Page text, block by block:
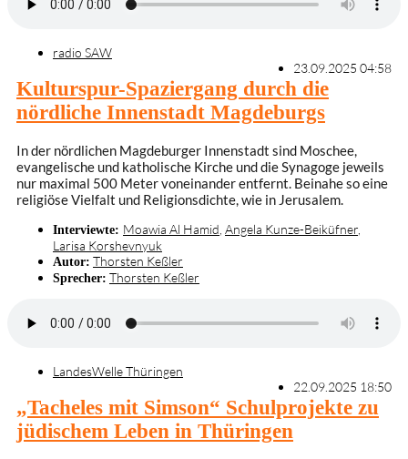
radio SAW
23.09.2025 04:58
Kulturspur-Spaziergang durch die
nördliche Innenstadt Magdeburgs
In der nördlichen Magdeburger Innenstadt sind Moschee,
evangelische und katholische Kirche und die Synagoge jeweils
nur maximal 500 Meter voneinander entfernt. Beinahe so eine
religiöse Vielfalt und Religionsdichte, wie in Jerusalem.
Interviewte: Moawia Al Hamid Angela Kunze-Beiküfner
Larisa Korshevnyuk
Autor: Thorsten Keßler
Sprecher: Thorsten Keßler
LandesWelle Thüringen
22.09.2025 18:50
„Tacheles mit Simson“ Schulprojekte zu
jüdischem Leben in Thüringen